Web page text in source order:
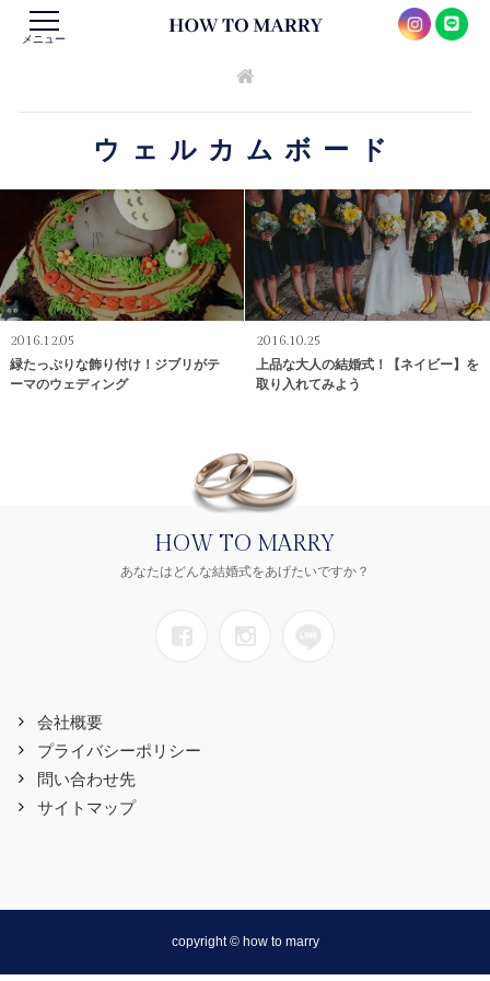
メニュー
ウェルカムボード
2016.12.05
緑たっぷりな飾り付け！ジブリがテ
ーマのウェディング
2016.10.25
上品な大人の結婚式！【ネイビー】を
取り入れてみよう
HOW TO MARRY
あなたはどんな結婚式をあげたいですか？
会社概要
プライバシーポリシー
問い合わせ先
サイトマップ
copyright © how to marry